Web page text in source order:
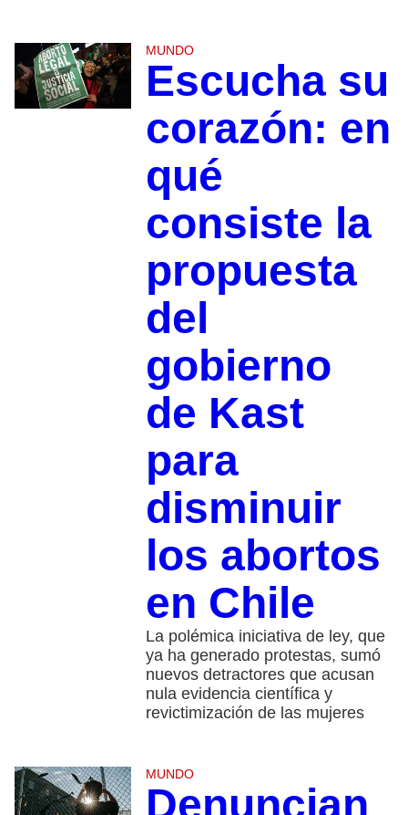
MUNDO
Escucha su
corazón: en
qué
consiste la
propuesta
del
gobierno
de Kast
para
disminuir
los abortos
en Chile
La polémica iniciativa de ley, que
ya ha generado protestas, sumó
nuevos detractores que acusan
nula evidencia científica y
revictimización de las mujeres
MUNDO
Denuncian